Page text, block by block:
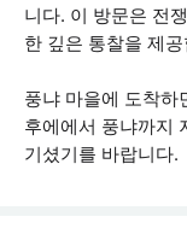
니다. 이 방문은 전
한 깊은 통찰을 제
풍냐 마을에 도착하
후에에서 풍냐까지
기셨기를 바랍니다.